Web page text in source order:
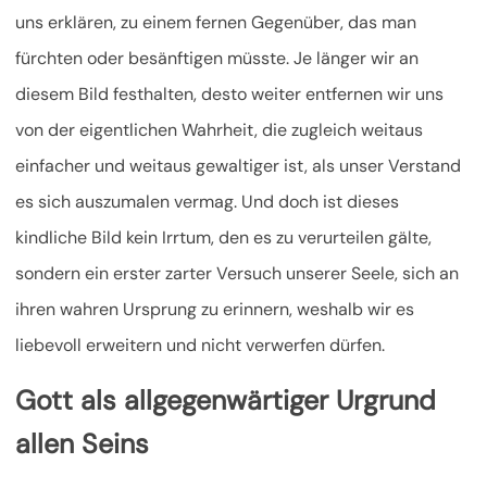
uns erklären, zu einem fernen Gegenüber, das man
fürchten oder besänftigen müsste. Je länger wir an
diesem Bild festhalten, desto weiter entfernen wir uns
von der eigentlichen Wahrheit, die zugleich weitaus
einfacher und weitaus gewaltiger ist, als unser Verstand
es sich auszumalen vermag. Und doch ist dieses
kindliche Bild kein Irrtum, den es zu verurteilen gälte,
sondern ein erster zarter Versuch unserer Seele, sich an
ihren wahren Ursprung zu erinnern, weshalb wir es
liebevoll erweitern und nicht verwerfen dürfen.
Gott als allgegenwärtiger Urgrund
allen Seins